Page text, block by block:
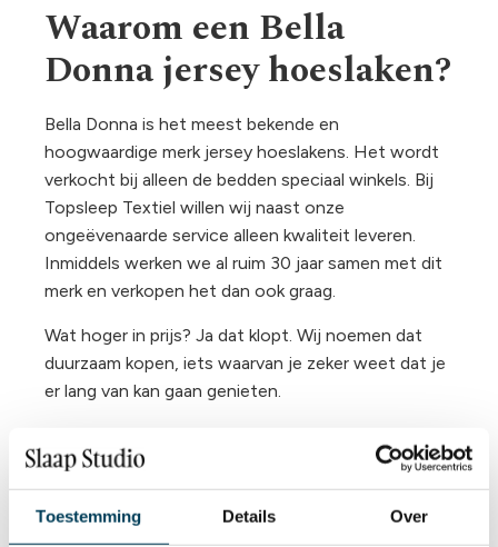
Toestemming Details Over
Waarom een Bella
Donna jersey hoeslaken?
Bella Donna is het meest bekende en
hoogwaardige merk jersey hoeslakens. Het wordt
verkocht bij alleen de bedden speciaal winkels. Bij
Topsleep Textiel willen wij naast onze
ongeëvenaarde service alleen kwaliteit leveren.
Inmiddels werken we al ruim 30 jaar samen met dit
merk en verkopen het dan ook graag.
Wat hoger in prijs? Ja dat klopt. Wij noemen dat
duurzaam kopen, iets waarvan je zeker weet dat je
er lang van kan gaan genieten.
Altijd de juiste pasvorm
Kreukels zijn verleden tijd
Zeerlange
levensduur tot wel 8 jaar